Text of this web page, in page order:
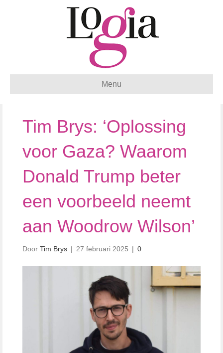
Menu
Tim Brys: ‘Oplossing
voor Gaza? Waarom
Donald Trump beter
een voorbeeld neemt
aan Woodrow Wilson’
Door Tim Brys | 27 februari 2025 | 0